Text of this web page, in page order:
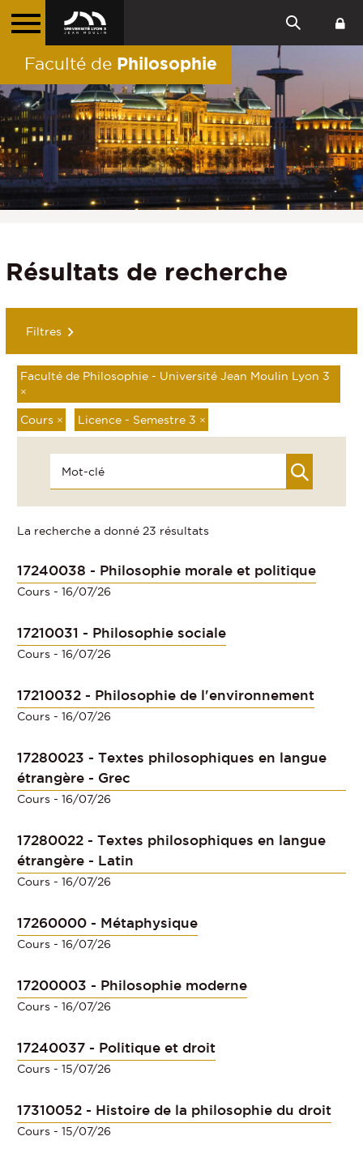
Faculté de Philosophie
Résultats de recherche
Filtres
Faculté de Philosophie - Université Jean Moulin Lyon 3
×
Cours × Licence - Semestre 3 ×
La recherche a donné 23 résultats
17240038 - Philosophie morale et politique
Cours - 16/07/26
17210031 - Philosophie sociale
Cours - 16/07/26
17210032 - Philosophie de l'environnement
Cours - 16/07/26
17280023 - Textes philosophiques en langue
étrangère - Grec
Cours - 16/07/26
17280022 - Textes philosophiques en langue
étrangère - Latin
Cours - 16/07/26
17260000 - Métaphysique
Cours - 16/07/26
17200003 - Philosophie moderne
Cours - 16/07/26
17240037 - Politique et droit
Cours - 15/07/26
17310052 - Histoire de la philosophie du droit
Cours - 15/07/26